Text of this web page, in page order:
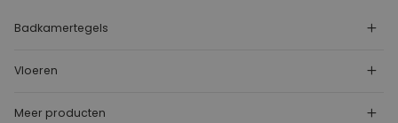
Badkamertegels
Vloeren
Meer producten